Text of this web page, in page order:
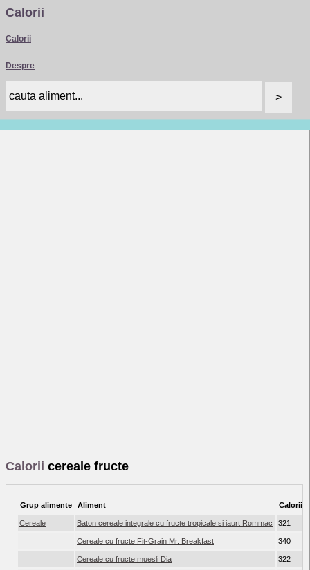
Calorii
Calorii
Despre
Calorii cereale fructe
Grup alimente Aliment Calorii
Cereale Baton cereale integrale cu fructe tropicale si iaurt Rommac 321
Cereale cu fructe Fit-Grain Mr. Breakfast 340
Cereale cu fructe muesli Dia 322